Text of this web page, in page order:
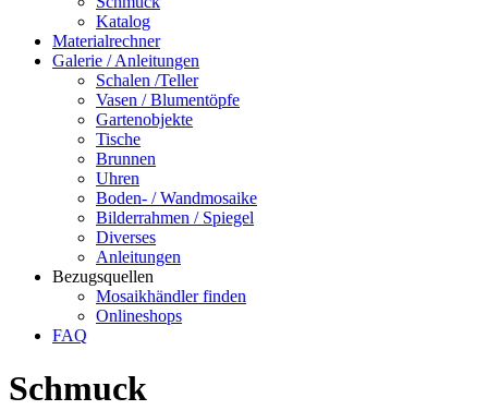
Katalog
Materialrechner
Galerie / Anleitungen
Schalen /Teller
Vasen / Blumentöpfe
Gartenobjekte
Tische
Brunnen
Uhren
Boden- / Wandmosaike
Bilderrahmen / Spiegel
Diverses
Anleitungen
Bezugsquellen
Mosaikhändler finden
Onlineshops
FAQ
Schmuck